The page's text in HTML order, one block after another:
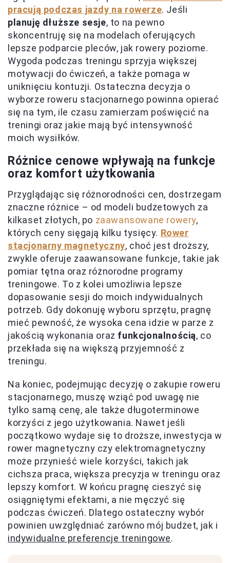
pracują podczas jazdy na rowerze. Jeśli
planuję dłuższe sesje, to na pewno
skoncentruję się na modelach oferujących
lepsze podparcie pleców, jak rowery poziome.
Wygoda podczas treningu sprzyja większej
motywacji do ćwiczeń, a także pomaga w
uniknięciu kontuzji. Ostateczna decyzja o
wyborze roweru stacjonarnego powinna opierać
się na tym, ile czasu zamierzam poświęcić na
treningi oraz jakie mają być intensywność
moich wysiłków.
Różnice cenowe wpływają na funkcje
oraz komfort użytkowania
Przyglądając się różnorodności cen, dostrzegam
znaczne różnice – od modeli budżetowych za
kilkaset złotych, po zaawansowane rowery,
których ceny sięgają kilku tysięcy. Rower
stacjonarny magnetyczny, choć jest droższy,
zwykle oferuje zaawansowane funkcje, takie jak
pomiar tętna oraz różnorodne programy
treningowe. To z kolei umożliwia lepsze
dopasowanie sesji do moich indywidualnych
potrzeb. Gdy dokonuję wyboru sprzętu, pragnę
mieć pewność, że wysoka cena idzie w parze z
jakością wykonania oraz funkcjonalnością, co
przekłada się na większą przyjemność z
treningu.
Na koniec, podejmując decyzję o zakupie roweru
stacjonarnego, muszę wziąć pod uwagę nie
tylko samą cenę, ale także długoterminowe
korzyści z jego użytkowania. Nawet jeśli
początkowo wydaje się to droższe, inwestycja w
rower magnetyczny czy elektromagnetyczny
może przynieść wiele korzyści, takich jak
cichsza praca, większa precyzja w treningu oraz
lepszy komfort. W końcu pragnę cieszyć się
osiągniętymi efektami, a nie męczyć się
podczas ćwiczeń. Dlatego ostateczny wybór
powinien uwzględniać zarówno mój budżet, jak i
indywidualne preferencje treningowe.